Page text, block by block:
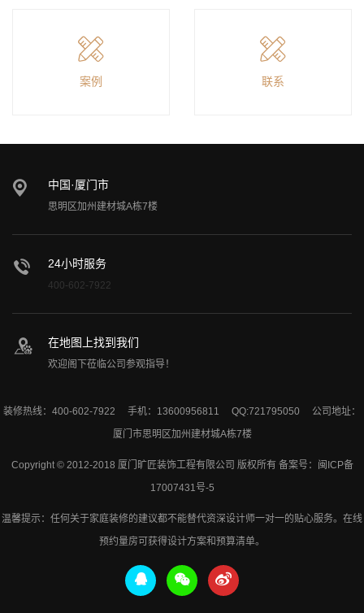
案例 联系
中国·厦门市
思明区加州建材城A栋7楼
24小时服务
400-602-7922
在地图上找到我们
欢迎阁下莅临公司参观指导！
装修热线：400-602-7922 手机：13600956811 QQ:721795050 公司地址：
厦门市思明区加州建材城A栋7楼
Copyright © 2012-2018 厦门旷匠装饰工程有限公司 版权所有 备案号：
闽ICP备
17007431号-5
温馨提示：任何关于家庭装修的建议都不能替代资深设计师一对一的贴心服务。在线
预约量房可获得设计方案和预算清单。